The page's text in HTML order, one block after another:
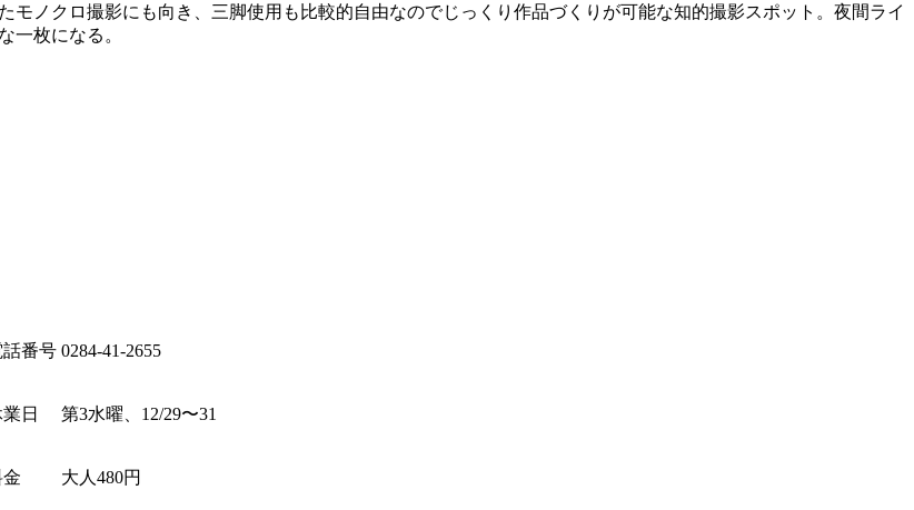
ノクロ撮影にも向き、三脚使用も比較的自由なのでじっくり作品づくりが可能な知的撮影スポット。夜間ライ
一枚になる。
話番号 0284-41-2655
日 第3水曜、12/29〜31
大人480円